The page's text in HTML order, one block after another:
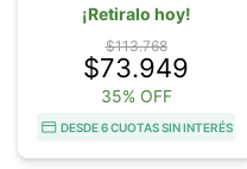
¡Retiralo hoy!
$113.768
$73.949
35% OFF
DESDE 6 CUOTAS SIN INTERÉS